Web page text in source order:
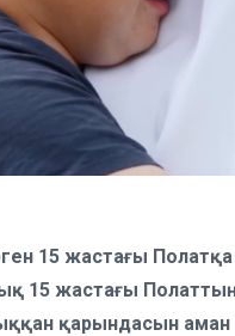
15 жастағы Полатқа
15 жастағы
қарындасын аман